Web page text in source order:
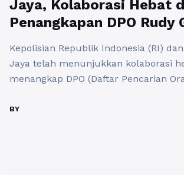
Jaya, Kolaborasi Hebat
Penangkapan DPO Rudy
Kepolisian Republik Indonesia (RI)
Jaya telah menunjukkan kolaborasi
menangkap DPO (Daftar Pencarian
tahun menjadi buronan di luar negeri.
BY